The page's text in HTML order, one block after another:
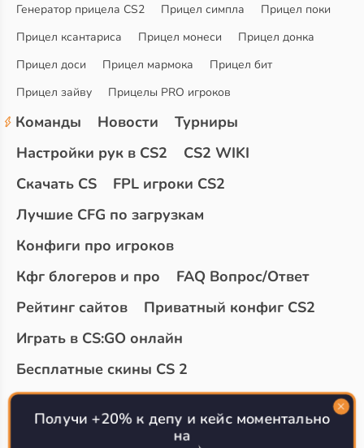
Генератор прицела CS2
Прицел симпла
Прицел поки
Прицел ксантариса
Прицел монеси
Прицел донка
Прицел доси
Прицел мармока
Прицел бит
Прицел зайву
Прицелы PRO игроков
Команды Новости
Турниры
Настройки рук в CS2
CS2 WIKI
Скачать CS
FPL игроки CS2
Лучшие CFG по загрузкам
Конфиги про игроков
Кфг блогеров и про
FAQ Вопрос/Ответ
Рейтинг сайтов
Приватный конфиг CS2
Играть в CS:GO онлайн
Бесплатные скины CS 2
Топ сайтов с халявой КС 2
О проекте
Получи +20% к депу и кейс моментально
на